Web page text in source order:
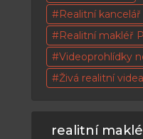
Realitní kancelář
Realitní makléř
Videoprohlídky
Živá realitní videa
realitní